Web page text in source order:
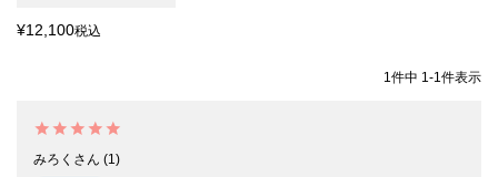
¥12,100税込
1件中 1-1件表示
みろく 1